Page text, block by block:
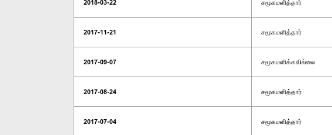
2018-03-22 சமூகமளித்தார்
2017-11-21 சமூகமளித்தார்
2017-09-07 சமூகமளிக்கவில்லை
2017-08-24 சமூகமளித்தார்
2017-07-04 சமூகமளித்தார்